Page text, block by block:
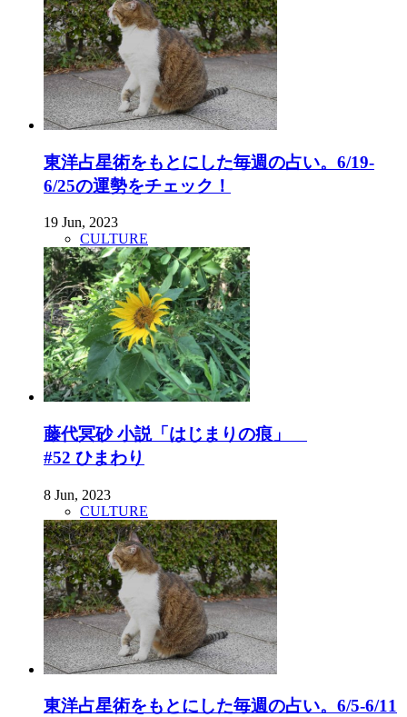
東洋占星術をもとにした毎週の占い。6/19-
6/25の運勢をチェック！
19 Jun, 2023
CULTURE
藤代冥砂 小説「はじまりの痕」
#52 ひまわり
8 Jun, 2023
CULTURE
東洋占星術をもとにした毎週の占い。6/5-6/11